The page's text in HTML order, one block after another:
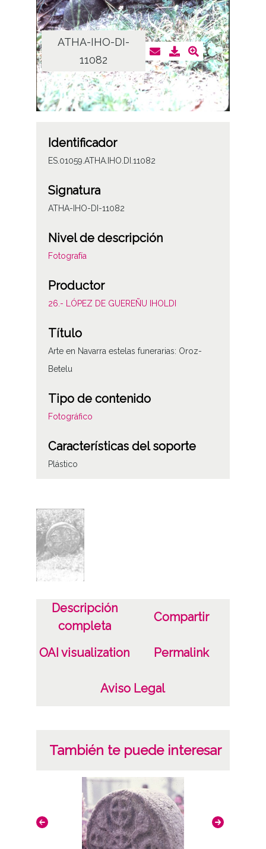
ATHA-IHO-DI-
11082
Identificador
ES.01059.ATHA.IHO.DI.11082
Signatura
ATHA-IHO-DI-11082
Nivel de descripción
Fotografía
Productor
26.- LÓPEZ DE GUEREÑU IHOLDI
Título
Arte en Navarra estelas funerarias: Oroz-
Betelu
Tipo de contenido
Fotográfico
Características del soporte
Plástico
19870817
Licencia de las imágenes
CC BY-NC-SA 4.0
Descripción
completa
Compartir
OAI visualization Permalink
Aviso Legal
También te puede interesar